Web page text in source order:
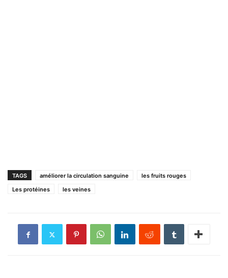
TAGS améliorer la circulation sanguine
les fruits rouges
Les protéines
les veines